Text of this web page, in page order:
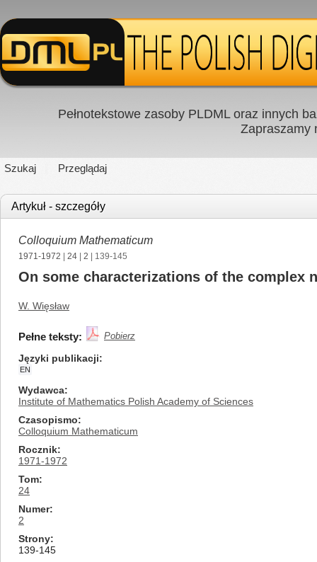
Pełnotekstowe zasoby PLDML oraz innych
Zapraszamy
Szukaj Przeglądaj
Artykuł - szczegóły
Colloquium Mathematicum
1971-1972 24 2 | 139-145
On some characterizations of the complex
W. Więsław
Pełne teksty: Pobierz
Języki publikacji
EN
Wydawca
Institute of Mathematics Polish Academy of Sciences
Czasopismo
Colloquium Mathematicum
Rocznik
1971-1972
Tom
24
Numer
2
Strony
139-145